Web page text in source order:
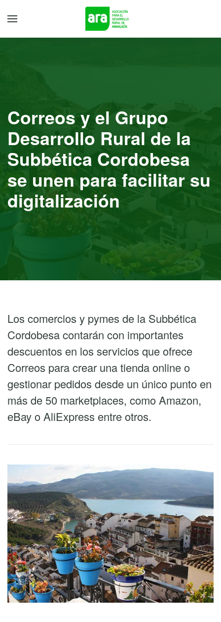
Correos y el Grupo
Desarrollo Rural de la
Subbética Cordobesa
se unen para facilitar su
digitalización
Los comercios y pymes de la Subbética
Cordobesa contarán con importantes
descuentos en los servicios que ofrece
Correos para crear una tienda online o
gestionar pedidos desde un único punto en
más de 50 marketplaces, como Amazon,
eBay o AliExpress entre otros.